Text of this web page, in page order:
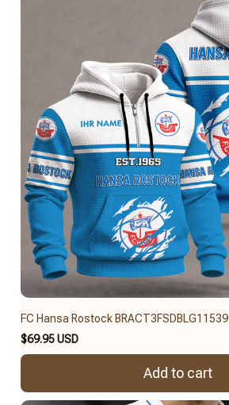
FC Hansa Rostock BRACT3FSDBLG11539
$69.95 USD
Add to cart